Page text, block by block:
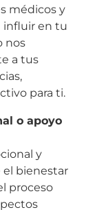
médicos y
influir en tu
nos
a tus
para ti.
o apoyo
y
el bienestar
proceso